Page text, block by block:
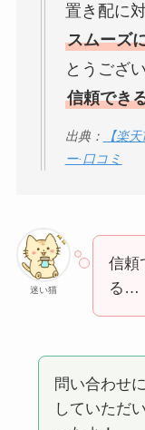
置き配に
スムーズ
とうござ
信頼でき
出典：
【楽
ー·口コミ
迷い猫
信頼
る…
問い合わせ
していただ